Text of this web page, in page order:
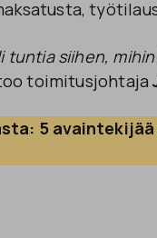
tuntia siihen,
toimitusjohtaja
5